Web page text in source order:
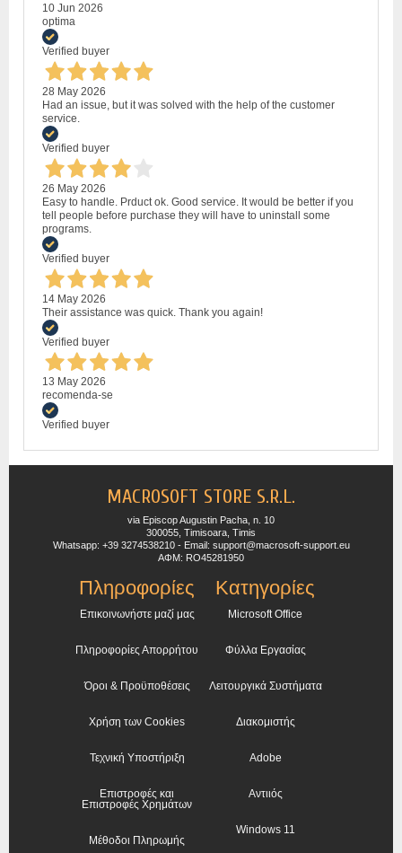
10 Jun 2026
optima
Verified buyer
28 May 2026
Had an issue, but it was solved with the help of the customer
service.
Verified buyer
26 May 2026
Easy to handle. Prduct ok. Good service. It would be better if you
tell people before purchase they will have to uninstall some
programs.
Verified buyer
14 May 2026
Their assistance was quick. Thank you again!
Verified buyer
13 May 2026
recomenda-se
Verified buyer
MACROSOFT STORE S.R.L.
via Episcop Augustin Pacha, n. 10
300055, Timisoara, Timis
Whatsapp: +39 3274538210 - Email: support@macrosoft-support.eu
ΑΦΜ: RO45281950
Πληροφορίες
Επικοινωνήστε μαζί μας
Πληροφορίες Απορρήτου
Όροι & Προϋποθέσεις
Χρήση των Cookies
Τεχνική Υποστήριξη
Επιστροφές και
Επιστροφές Χρημάτων
Μέθοδοι Πληρωμής
Κατηγορίες
Microsoft Office
Φύλλα Εργασίας
Λειτουργικά Συστήματα
Διακομιστής
Adobe
Αντιιός
Windows 11